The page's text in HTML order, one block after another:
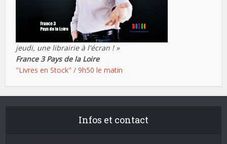
jeudi, une librairie à l'écran ! »
France 3 Pays de la Loire
"Livres en Stock" / 9h50 le matin
Infos et contact